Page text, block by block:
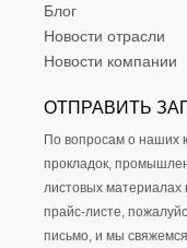
Блог
Новости отрасли
Новости компании
ОТПРАВИТЬ
По вопросам о наших
прокладок,
листовых материалах
прайс-листе,
письмо, и мы